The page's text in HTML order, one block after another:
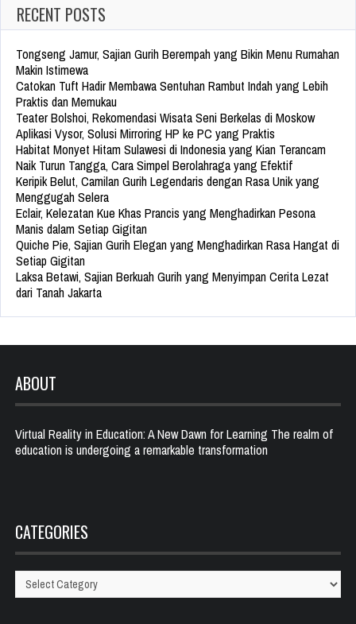
RECENT POSTS
Tongseng Jamur, Sajian Gurih Berempah yang Bikin Menu Rumahan
Makin Istimewa
Catokan Tuft Hadir Membawa Sentuhan Rambut Indah yang Lebih
Praktis dan Memukau
Teater Bolshoi, Rekomendasi Wisata Seni Berkelas di Moskow
Aplikasi Vysor, Solusi Mirroring HP ke PC yang Praktis
Habitat Monyet Hitam Sulawesi di Indonesia yang Kian Terancam
Naik Turun Tangga, Cara Simpel Berolahraga yang Efektif
Keripik Belut, Camilan Gurih Legendaris dengan Rasa Unik yang
Menggugah Selera
Eclair, Kelezatan Kue Khas Prancis yang Menghadirkan Pesona
Manis dalam Setiap Gigitan
Quiche Pie, Sajian Gurih Elegan yang Menghadirkan Rasa Hangat di
Setiap Gigitan
Laksa Betawi, Sajian Berkuah Gurih yang Menyimpan Cerita Lezat
dari Tanah Jakarta
ABOUT
Virtual Reality in Education: A New Dawn for Learning The realm of
education is undergoing a remarkable transformation
CATEGORIES
Categories